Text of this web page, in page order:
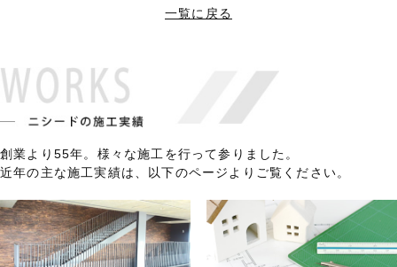
一覧に戻る
創業より55年。様々な施工を行って参りました。
近年の主な施工実績は、以下のページよりご覧ください。